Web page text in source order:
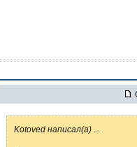
Kotoved написал(а)